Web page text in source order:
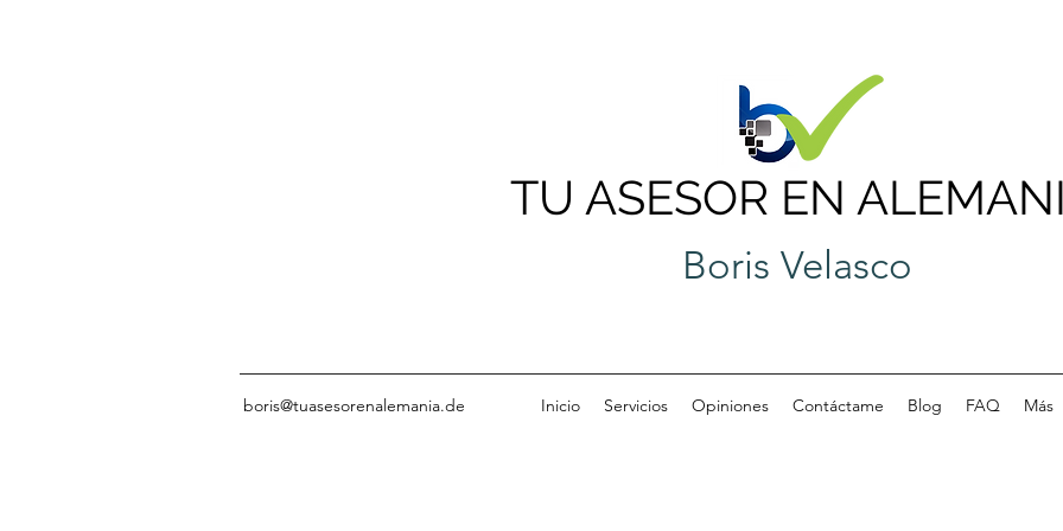
TU ASESOR EN
Boris Velasco
boris@tuasesorenalemania.de Inicio Servicios Opiniones Contáctame Blog FAQ Más